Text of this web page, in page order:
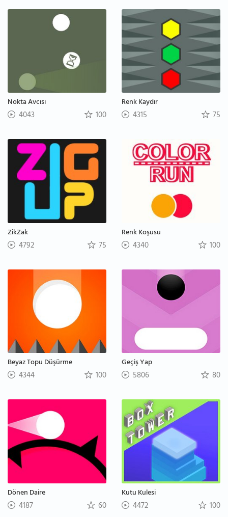
Nokta Avcısı
4043 100
Renk Kaydır
4315 75
ZikZak
4792 75
Renk Koşusu
4340 100
Beyaz Topu Düşürme
4344 100
Geçiş Yap
5806 80
Dönen Daire
4187 60
Kutu Kulesi
4472 100